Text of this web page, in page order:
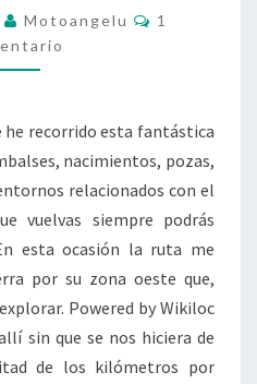
LA
SIERRA
DEL
LAS
VILLAS
Y
CAZORLA
Motoangelu
1
he recorrido esta fantástica
nacimientos, pozas,
relacionados con el
vuelvas siempre podrás
esta ocasión la ruta me
por su zona oeste que,
Powered by Wikiloc
sin que se nos hiciera de
de los kilómetros por